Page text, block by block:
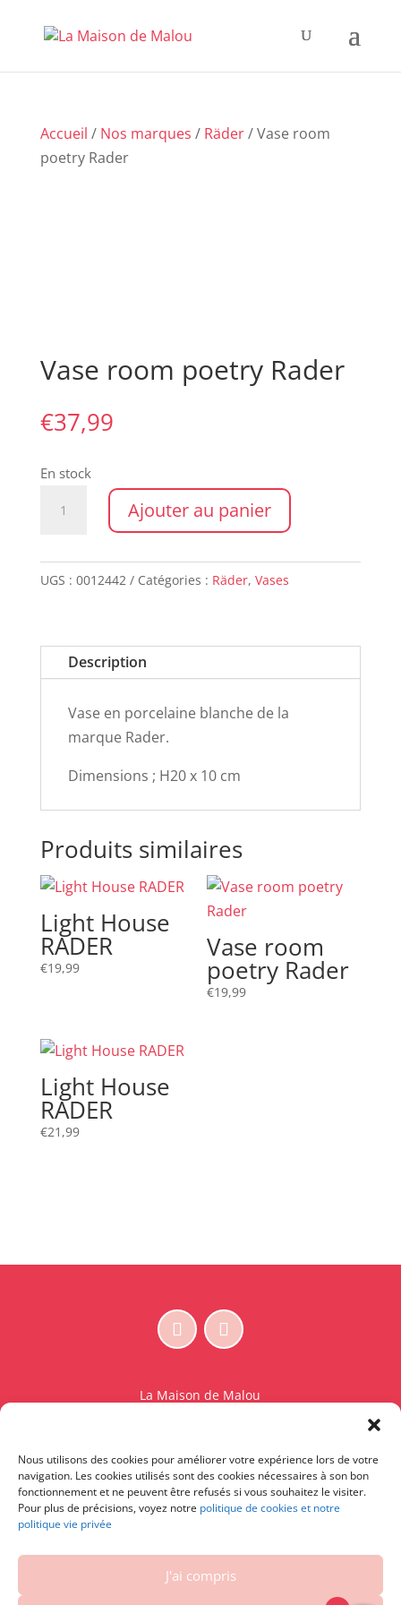
Nous utilisons des cookies pour améliorer votre expérience lors de votre
navigation. Les cookies utilisés sont des cookies nécessaires à son bon
fonctionnement et ne peuvent être refusés si vous souhaitez le visiter.
Pour plus de précisions, voyez notre politique de cookies et notre
politique vie privée
J'ai compris
Accueil / Nos marques / Räder/ Vase room
poetry Rader
Vase room poetry Rader
€37,99
En stock
room
Ajouter au panier
UGS : 0012442 Catégories : Räder, Vases
Description
Vase en porcelaine blanche de la
marque Rader.
Dimensions ; H20 x 10 cm
Produits similaires
Light House
RADER
€19,99
Vase room
poetry Rader
€19,99
Light House
RADER
€21,99
La Maison de Malou
BE 0765.825.589
© La Maison de Malou – TDM interdit sauf accord
écrit préalable | Entraînement d’IA strictement
interdit.
Conditions générales – Conditions
Droit de